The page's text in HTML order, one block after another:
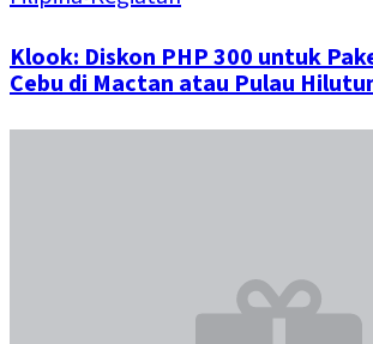
Klook: Diskon PHP 300 untuk
Cebu di Mactan atau Pulau